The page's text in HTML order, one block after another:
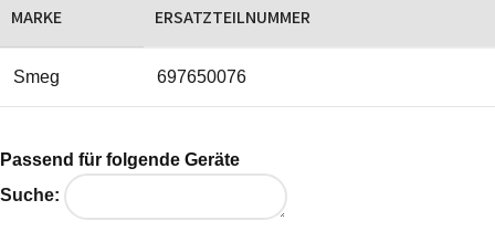
MARKE ERSATZTEILNUMMER
Smeg 697650076
Passend für folgende Geräte
Suche: